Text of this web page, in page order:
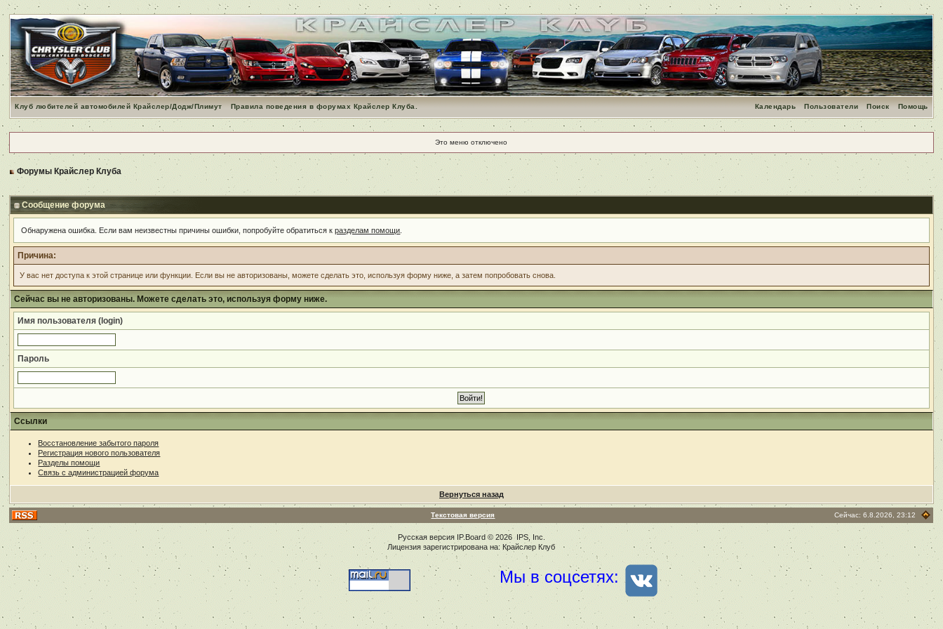
Клуб любителей автомобилей Крайслер/Додж/Плимут Правила поведения в форумах Крайслер Клуба. Помощь
Поиск
Пользователи
Календарь
Это меню отключено
Форумы Крайслер Клуба
Сообщение форума
Обнаружена ошибка. Если вам неизвестны причины ошибки, попробуйте обратиться кразделам помощи
Причина:
У вас нет доступа к этой странице или функции. Если вы не авторизованы, можете сделать это, используя форму ниже, а затем попробовать снова.
Сейчас вы не авторизованы. Можете сделать это, используя форму ниже.
Имя пользователя (login)
Пароль
Ссылки
Восстановление забытого пароля
Регистрация нового пользователя
Разделы помощи
Связь с администрацией форума
Вернуться назад
Текстовая версия Сейчас: 6.8.2026, 23:12
Русская версия IP.Board© 2026IPS, Inc
Лицензия зарегистрирована на: Крайслер Клуб
Мы в соцсетях: